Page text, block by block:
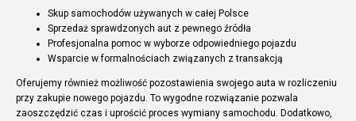
Skup samochodów używanych w całej Polsce
Sprzedaż sprawdzonych aut z pewnego źródła
Profesjonalna pomoc w wyborze odpowiedniego pojazdu
Wsparcie w formalnościach związanych z transakcją
Oferujemy również możliwość pozostawienia swojego auta w rozliczeniu
przy zakupie nowego pojazdu. To wygodne rozwiązanie pozwala
zaoszczędzić czas i uprościć proces wymiany samochodu. Dodatkowo,